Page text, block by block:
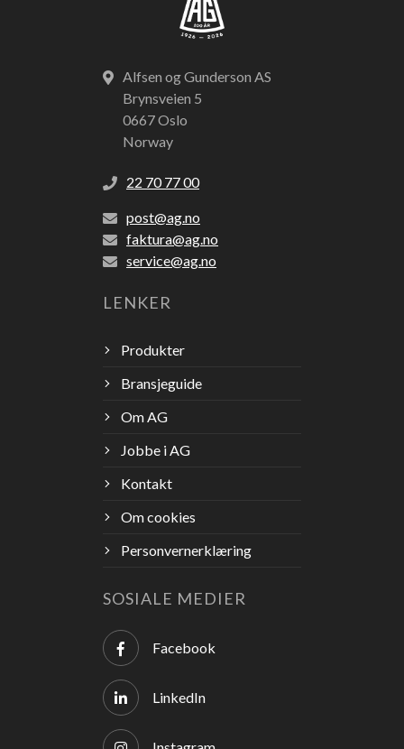
Alfsen og Gunderson AS
Brynsveien 5
0667 Oslo
Norway
22 70 77 00
post@ag.no
faktura@ag.no
service@ag.no
LENKER
Produkter
Bransjeguide
Om AG
Jobbe i AG
Kontakt
Om cookies
Personvernerklæring
SOSIALE MEDIER
Facebook
LinkedIn